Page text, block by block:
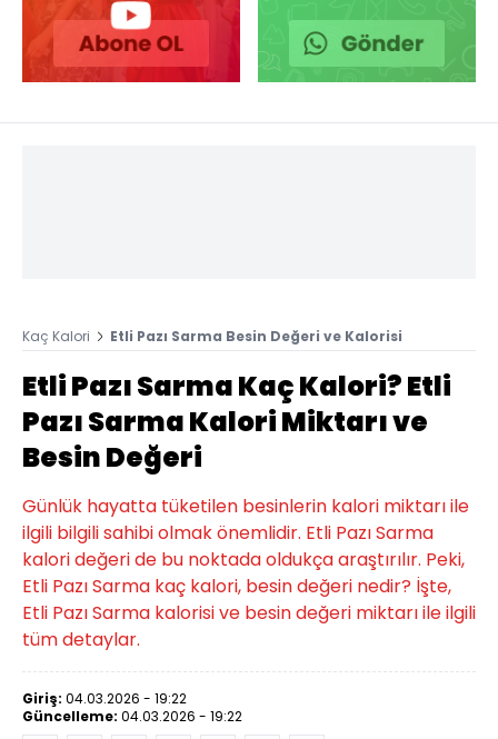
Kaç Kalori Etli Pazı Sarma Besin Değeri ve Kalorisi
Etli Pazı Sarma Kaç Kalori? Etli
Pazı Sarma Kalori Miktarı ve
Besin Değeri
Günlük hayatta tüketilen besinlerin kalori miktarı ile
ilgili bilgili sahibi olmak önemlidir. Etli Pazı Sarma
kalori değeri de bu noktada oldukça araştırılır. Peki,
Etli Pazı Sarma kaç kalori, besin değeri nedir? İşte,
Etli Pazı Sarma kalorisi ve besin değeri miktarı ile ilgili
tüm detaylar.
Giriş: 04.03.2026 - 19:22
Güncelleme: 04.03.2026 - 19:22